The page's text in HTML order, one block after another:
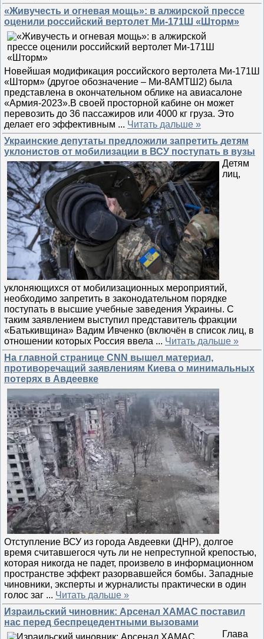
«Живучесть и огневая мощь»: в алжирской прессе
оценили российский вертолет Ми-171Ш «Шторм»
Новейшая модификация российского вертолета Ми-171Ш
«Шторм» (другое обозначение – Ми-8АМТШ2) была
представлена в окончательном облике на авиасалоне
«Армия-2023».В своей просторной кабине он может
перевозить до 36 пассажиров или 4000 кг груза. Это
делает его эффективным ... Читать дальше »
Украинские депутаты предложили запретить детям
уклонистов от мобилизации в ВСУ поступать в вузы
Детям
лиц,
уклоняющихся от мобилизационных мероприятий,
необходимо запретить в законодательном порядке
поступать в высшие учебные заведения Украины. С
таким заявлением выступил представитель фракции
«Батькивщина» Вадим Ивченко (включён в список лиц, в
отношении которых Россия ввела ... Читать дальше »
На главной странице CNN вышел материал,
противоречащий заявлениям Киева о минимальных
потерях в Авдеевке
Отступление ВСУ из города Авдеевки (ДНР), долгое
время считавшегося чуть ли не непреступной крепостью,
которая никогда не падет, произвело в информационном
пространстве эффект разорвавшейся бомбы. Западные
чиновники, эксперты и журналисты практически в один
голос заг ... Читать дальше »
Израильский чиновник: Арсенал ХАМАС поставил
нас перед беспрецедентными вызовами
Глава